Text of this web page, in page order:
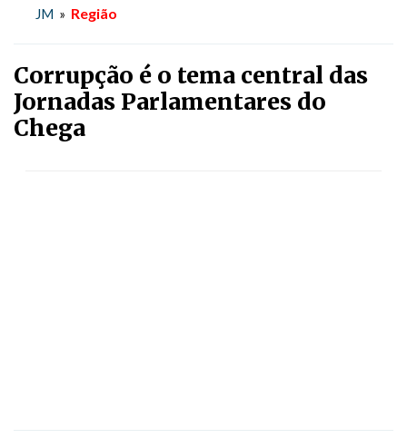
JM » Região
Corrupção é o tema central das
Jornadas Parlamentares do
Chega